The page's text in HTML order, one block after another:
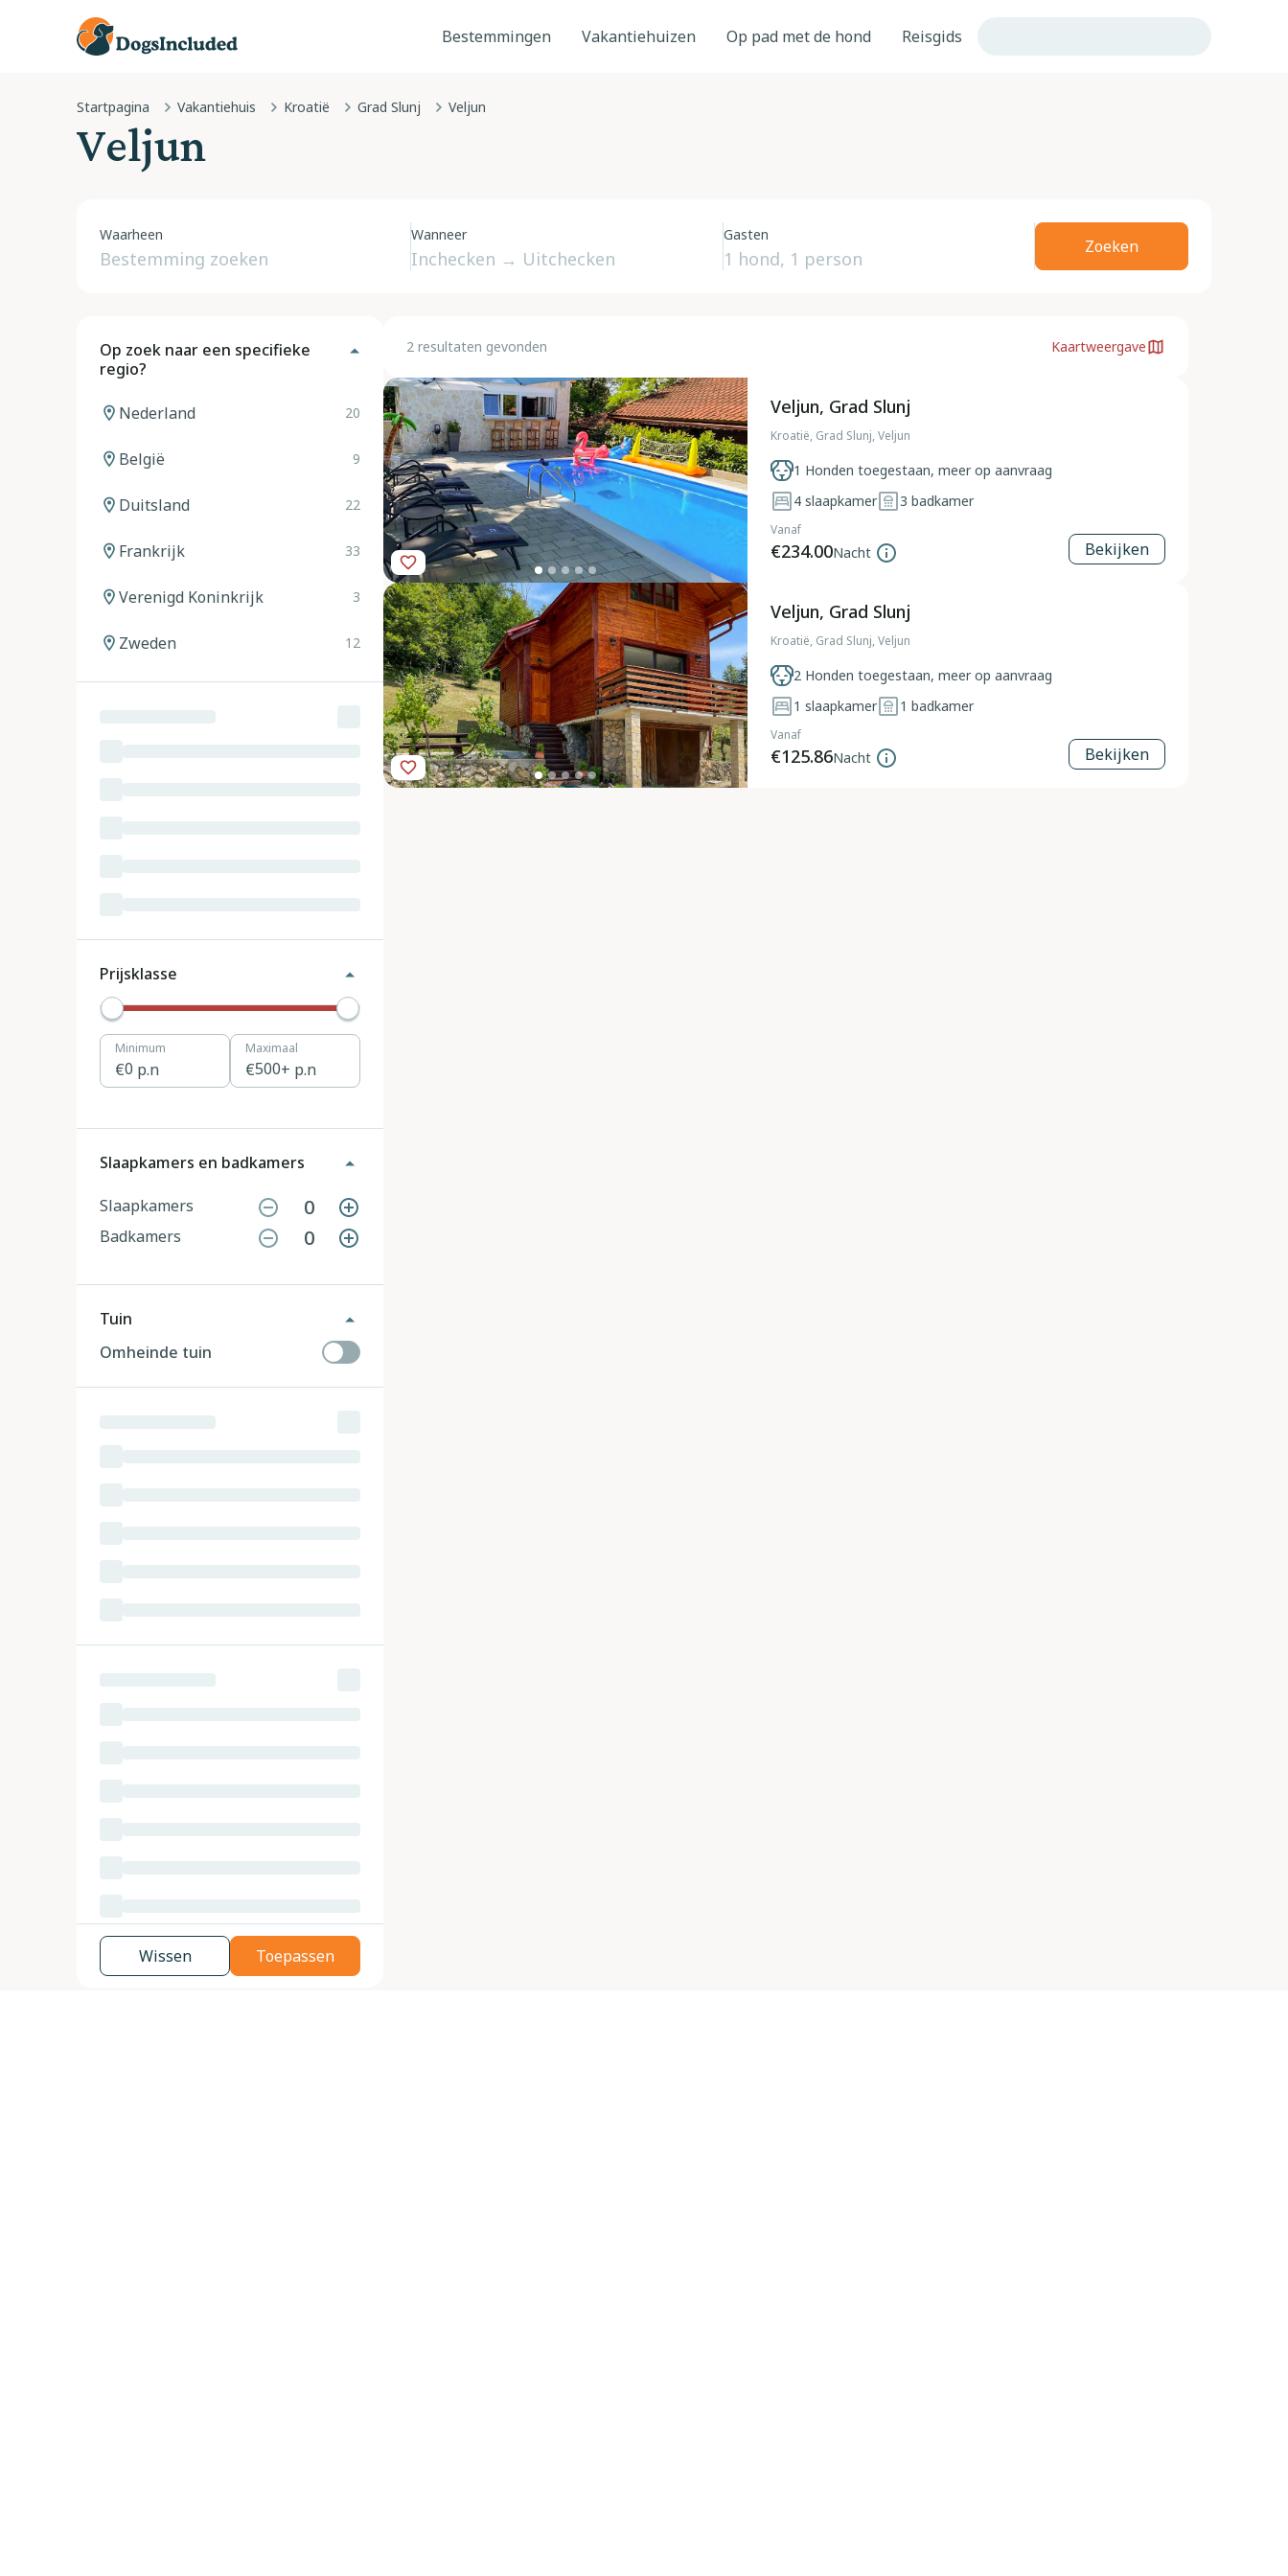
Bestemmingen Vakantiehuizen Op pad met de hond Reisgids
Startpagina Vakantiehuis Kroatië Grad Slunj Veljun
Veljun
Waarheen Wanneer Gasten
Zoeken
Op zoek naar een specifieke
regio?
Nederland 20
België 9
Duitsland 22
Frankrijk 33
Verenigd Koninkrijk 3
Zweden 12
Noorwegen 12
Tsjechië
Denemarken 12
Hongarije
Slovenië 2
Zwitserland 10
Prijsklasse
0 p.n
Minimum
500+ p.n
Maximaal
Slaapkamers en badkamers
Slaapkamers 0
Badkamers 0
Tuin
Omheinde tuin
Wissen Toepassen
2 resultaten gevonden Kaartweergave
Veljun, Grad Slunj
Kroatië, Grad Slunj, Veljun
1 Honden toegestaan, meer op aanvraag
4 slaapkamer 3 badkamer
Vanaf
€234.00Nacht Bekijken
Veljun, Grad Slunj
Kroatië, Grad Slunj, Veljun
2 Honden toegestaan, meer op aanvraag
1 slaapkamer 1 badkamer
Vanaf
€125.86Nacht Bekijken